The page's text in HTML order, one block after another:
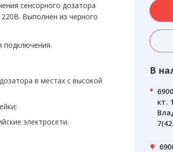
сенсорного дозатора
Выполнен из черного
в местах с высокой
электросети.
В
кт.